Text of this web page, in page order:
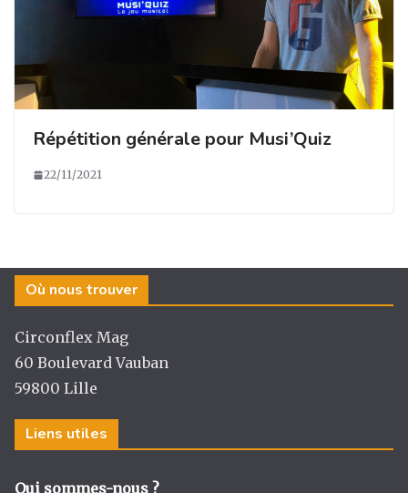
Répétition générale pour Musi’Quiz
22/11/2021
Où nous trouver
Circonflex Mag
60 Boulevard Vauban
59800 Lille
Liens utiles
Qui sommes-nous ?